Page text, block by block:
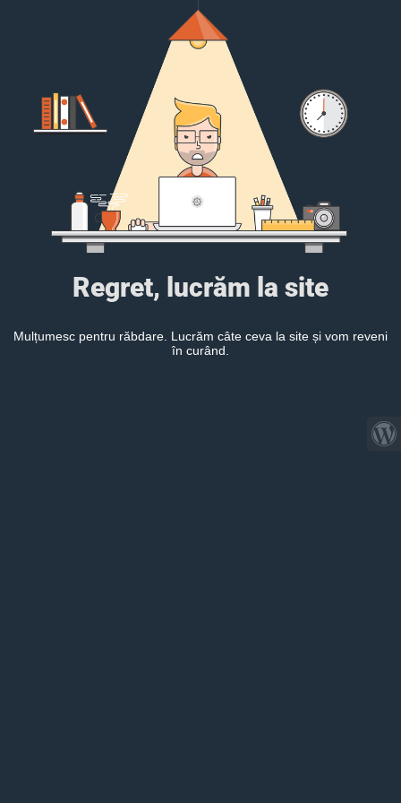
Regret, lucrăm la site
Mulțumesc pentru răbdare. Lucrăm câte ceva la site și vom reveni
în curând.